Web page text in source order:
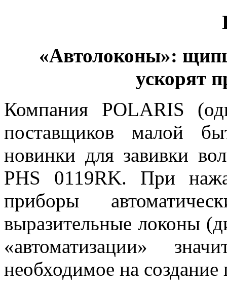
«Автолоконы»:
ускорят
Компания POLARIS
поставщиков малой
новинки для завивки
PHS 0119RK. При
приборы
выразительные локоны
«автоматизации»
необходимое на создание